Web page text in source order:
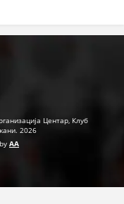
МАТЕРИЈАЛИЦентар, Клуб
2026
AA